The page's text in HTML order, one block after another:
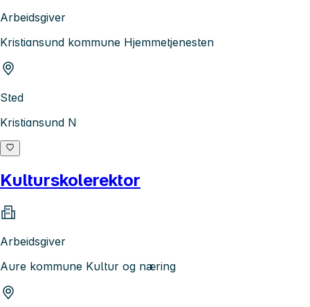
Arbeidsgiver
Kristiansund kommune Hjemmetjenesten
Sted
Kristiansund N
Kulturskolerektor
Arbeidsgiver
Aure kommune Kultur og næring